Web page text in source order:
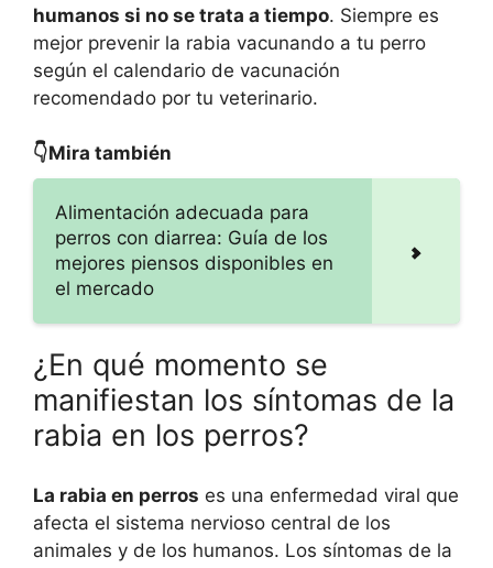
humanos si no se trata a tiempo. Siempre es
mejor prevenir la rabia vacunando a tu perro
según el calendario de vacunación
recomendado por tu veterinario.
👇Mira también
Alimentación adecuada para
perros con diarrea: Guía de los
mejores piensos disponibles en
el mercado
¿En qué momento se
manifiestan los síntomas de la
rabia en los perros?
La rabia en perros es una enfermedad viral que
afecta el sistema nervioso central de los
animales y de los humanos. Los síntomas de la